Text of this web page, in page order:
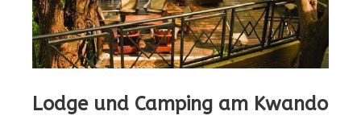
Lodge und Camping am Kwando